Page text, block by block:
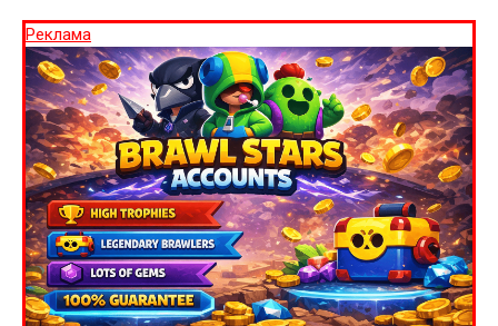
Реклама